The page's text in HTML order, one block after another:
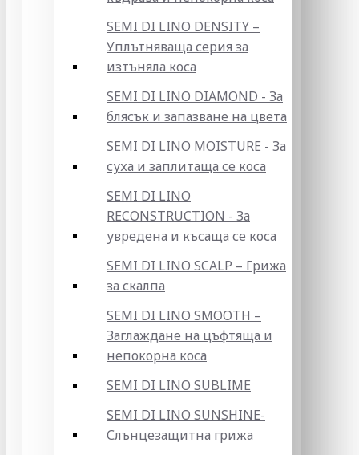
SEMI DI LINO DENSITY –
Уплътняваща серия за
изтъняла коса
SEMI DI LINO DIAMOND - За
блясък и запазване на цвета
SEMI DI LINO MOISTURE - За
суха и заплитаща се коса
SEMI DI LINO
RECONSTRUCTION - За
увредена и късаща се коса
SEMI DI LINO SCALP – Грижа
за скалпа
SEMI DI LINO SMOOTH –
Заглаждане на цъфтяща и
непокорна коса
SEMI DI LINO SUBLIME
SEMI DI LINO SUNSHINE-
Слънцезащитна грижа